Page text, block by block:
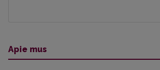
Apie mus